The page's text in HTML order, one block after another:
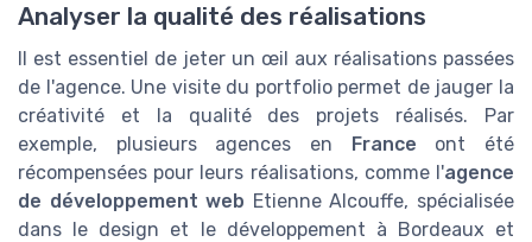
Analyser la qualité des réalisations
Il est essentiel de jeter un œil aux réalisations passées
de l'agence. Une visite du portfolio permet de jauger la
créativité et la qualité des projets réalisés. Par
exemple, plusieurs agences en France ont été
récompensées pour leurs réalisations, comme l'agence
de développement web Etienne Alcouffe, spécialisée
dans le design et le développement à Bordeaux et